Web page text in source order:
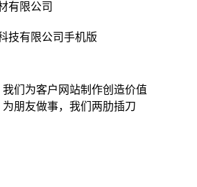
有限公司
技有限公司手机版
们为客户网站制作创造价值
朋友做事，我们两肋插刀